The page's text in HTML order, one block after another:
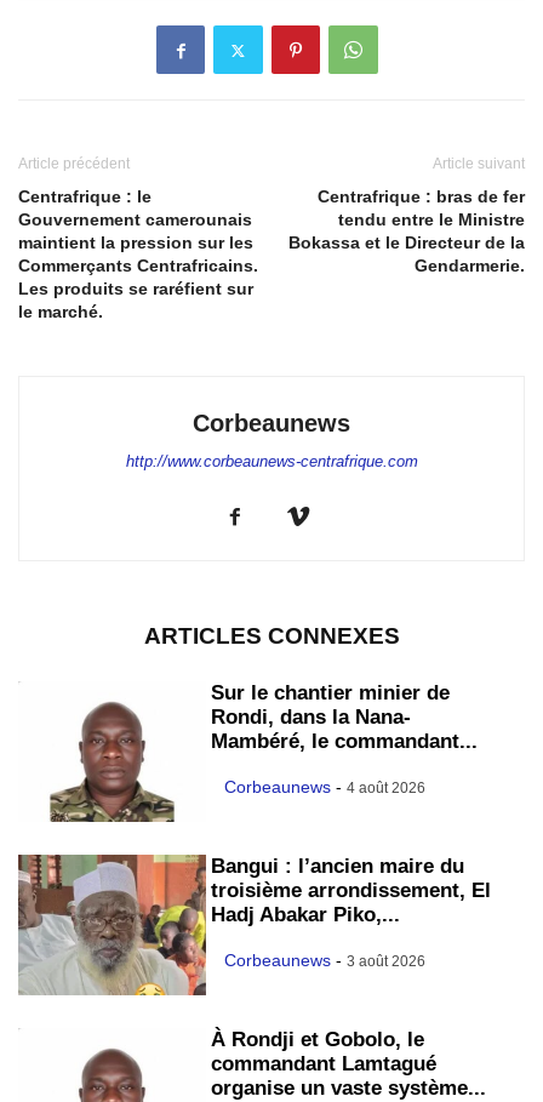
Article précédent
Centrafrique : le
Gouvernement camerounais
maintient la pression sur les
Commerçants Centrafricains.
Les produits se raréfient sur
le marché.
Article suivant
Centrafrique : bras de fer
tendu entre le Ministre
Bokassa et le Directeur de la
Gendarmerie.
Corbeaunews
http://www.corbeaunews-centrafrique.com
ARTICLES CONNEXES
Sur le chantier minier de
Rondi, dans la Nana-
Mambéré, le commandant...
Corbeaunews - 4 août 2026
Bangui : l’ancien maire du
troisième arrondissement, El
Hadj Abakar Piko,...
Corbeaunews - 3 août 2026
À Rondji et Gobolo, le
commandant Lamtagué
organise un vaste système...